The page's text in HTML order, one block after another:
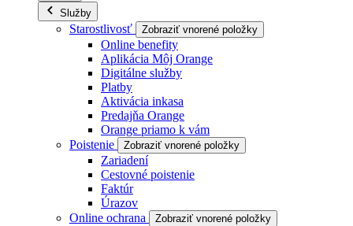
Služby
Starostlivosť Zobraziť vnorené položky
Online benefity
Aplikácia Môj Orange
Digitálne služby
Platby
Aktivácia inkasa
Predajňa Orange
Orange priamo k vám
Poistenie
Zobraziť vnorené položky
Zariadení
Cestovné poistenie
Faktúr
Úrazov
Online ochrana
Zobraziť vnorené položky